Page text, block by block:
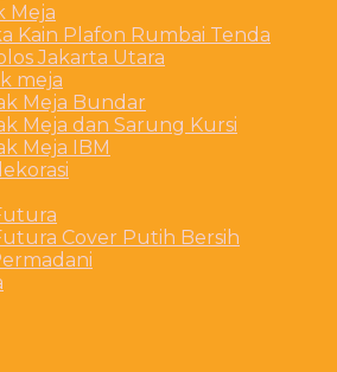
Meja
Kain Plafon Rumbai Tenda
Jakarta Utara
meja
Meja Bundar
Meja dan Sarung Kursi
Meja IBM
Cover Putih Bersih